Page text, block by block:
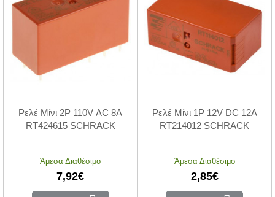
Ρελέ Μίνι 2P 110V AC 8A
RT424615 SCHRACK
Άμεσα Διαθέσιμο
7,92€
Ρελέ Μίνι 1P 12V DC 12A
RT214012 SCHRACK
Άμεσα Διαθέσιμο
2,85€